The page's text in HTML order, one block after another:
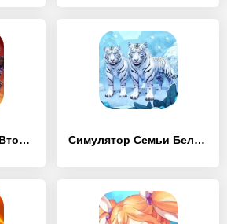
Охотник на зомби:Вторжение Симулятор Семьи Белого Тигра Онлайн